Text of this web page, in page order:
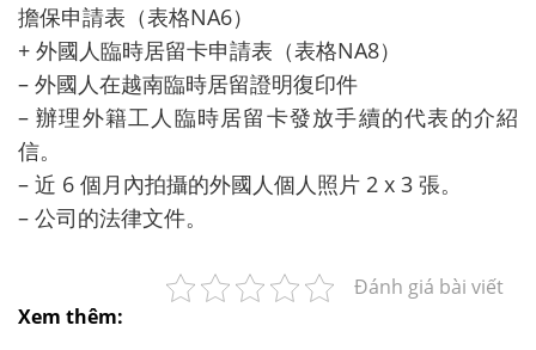
擔保申請表（表格NA6）
+ 外國人臨時居留卡申請表（表格NA8）
– 外國人在越南臨時居留證明復印件
– 辦理外籍工人臨時居留卡發放手續的代表的介紹
信。
– 近 6 個月內拍攝的外國人個人照片 2 x 3 張。
– 公司的法律文件。
Đánh giá bài viết
Xem thêm: